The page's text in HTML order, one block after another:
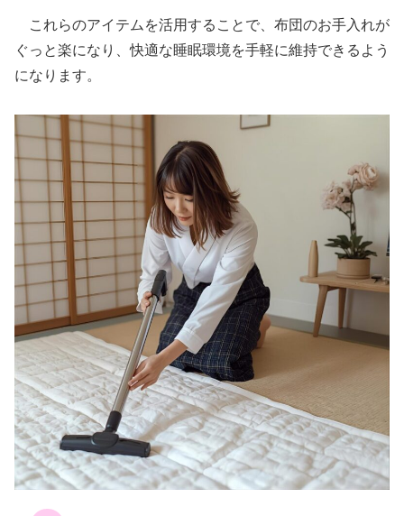
これらのアイテムを活用することで、布団のお手入れが
ぐっと楽になり、快適な睡眠環境を手軽に維持できるよう
になります。